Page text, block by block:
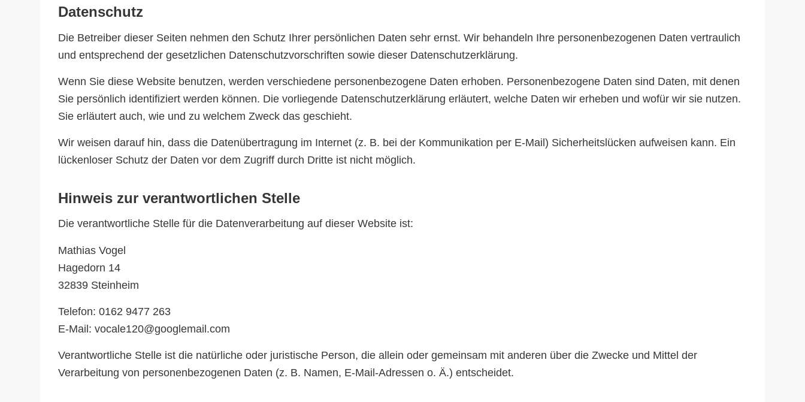
Datenschutz
Die Betreiber dieser Seiten nehmen den Schutz Ihrer persönlichen Daten sehr ernst. Wir behandeln Ihre personenbezogenen Daten vertraulich
und entsprechend der gesetzlichen Datenschutzvorschriften sowie dieser Datenschutzerklärung.
Wenn Sie diese Website benutzen, werden verschiedene personenbezogene Daten erhoben. Personenbezogene Daten sind Daten, mit denen
Sie persönlich identifiziert werden können. Die vorliegende Datenschutzerklärung erläutert, welche Daten wir erheben und wofür wir sie nutzen.
Sie erläutert auch, wie und zu welchem Zweck das geschieht.
Wir weisen darauf hin, dass die Datenübertragung im Internet (z. B. bei der Kommunikation per E-Mail) Sicherheitslücken aufweisen kann. Ein
lückenloser Schutz der Daten vor dem Zugriff durch Dritte ist nicht möglich.
Hinweis zur verantwortlichen Stelle
Die verantwortliche Stelle für die Datenverarbeitung auf dieser Website ist:
Mathias Vogel
Hagedorn 14
32839 Steinheim
Telefon: 0162 9477 263
E-Mail: vocale120@googlemail.com
Verantwortliche Stelle ist die natürliche oder juristische Person, die allein oder gemeinsam mit anderen über die Zwecke und Mittel der
Verarbeitung von personenbezogenen Daten (z. B. Namen, E-Mail-Adressen o. Ä.) entscheidet.